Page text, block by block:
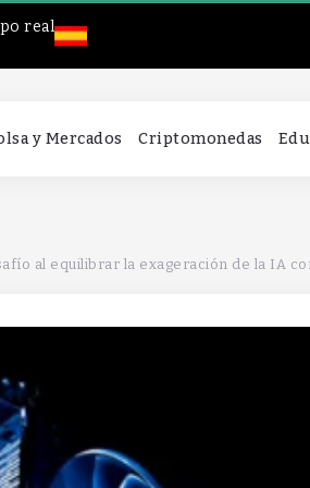
real
y Mercados Criptomonedas
al equilibrar la exageración de la IA